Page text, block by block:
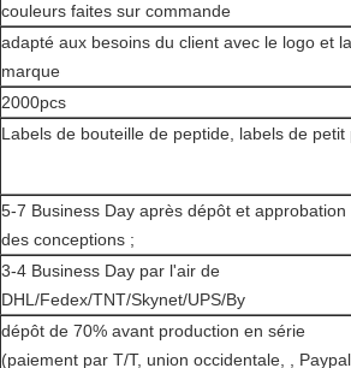
couleurs faites sur commande
adapté aux besoins du client avec le logo et la
marque
2000pcs
Labels de bouteille de peptide, labels de petit
5-7 Business Day après dépôt et approbation
des conceptions ;
3-4 Business Day par l'air de
DHL/Fedex/TNT/Skynet/UPS/By
dépôt de 70% avant production en série
(paiement par T/T, union occidentale, , Paypal,